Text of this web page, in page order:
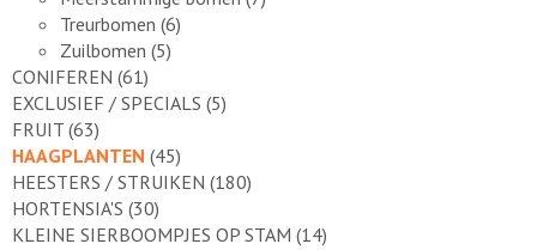
Treurbomen (6)
Zuilbomen (5)
CONIFEREN (61)
EXCLUSIEF / SPECIALS (5)
FRUIT (63)
HAAGPLANTEN (45)
HEESTERS / STRUIKEN (180)
HORTENSIA'S (30)
KLEINE SIERBOOMPJES OP STAM (14)